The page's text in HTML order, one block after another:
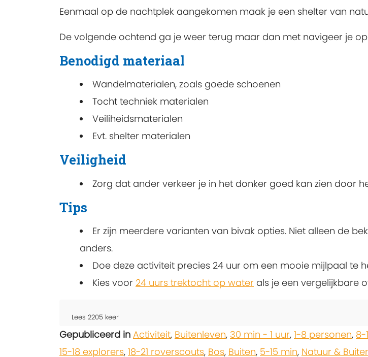
Eenmaal op de nachtplek aangekomen maak je een shelter van
De volgende ochtend ga je weer terug maar dan met navigeer je
Benodigd materiaal
Wandelmaterialen, zoals goede schoenen
Tocht techniek materialen
Veiliheidsmaterialen
Evt. shelter materialen
Veiligheid
Zorg dat ander verkeer je in het donker goed kan zien door
Tips
Er zijn meerdere varianten van bivak opties. Niet alleen de
anders.
Doe deze activiteit precies 24 uur om een mooie mijlpaal te
Kies voor 24 uurs trektocht op water als je een vergelijkbare
Lees 2205 keer
Gepubliceerd in Activiteit, Buitenleven, 30 min - 1 uur, 1-8 personen, 8-
15-18 explorers, 18-21 roverscouts, Bos, Buiten, 5-15 min, Natuur &